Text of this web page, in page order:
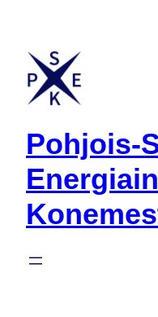
Pohjois-